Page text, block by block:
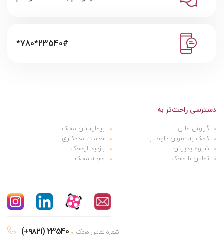
*780*23540#
دسترسی راحت‌تر به
گزارش مالی
بیمارستان محک
کمک به عنوان داوطلب
خدمات مددکاری
شیوه پذیرش
بازدید ازمحک
تماس با محک
مجله محک
(+۹۸۲۱) 23540 شماره تماس محک